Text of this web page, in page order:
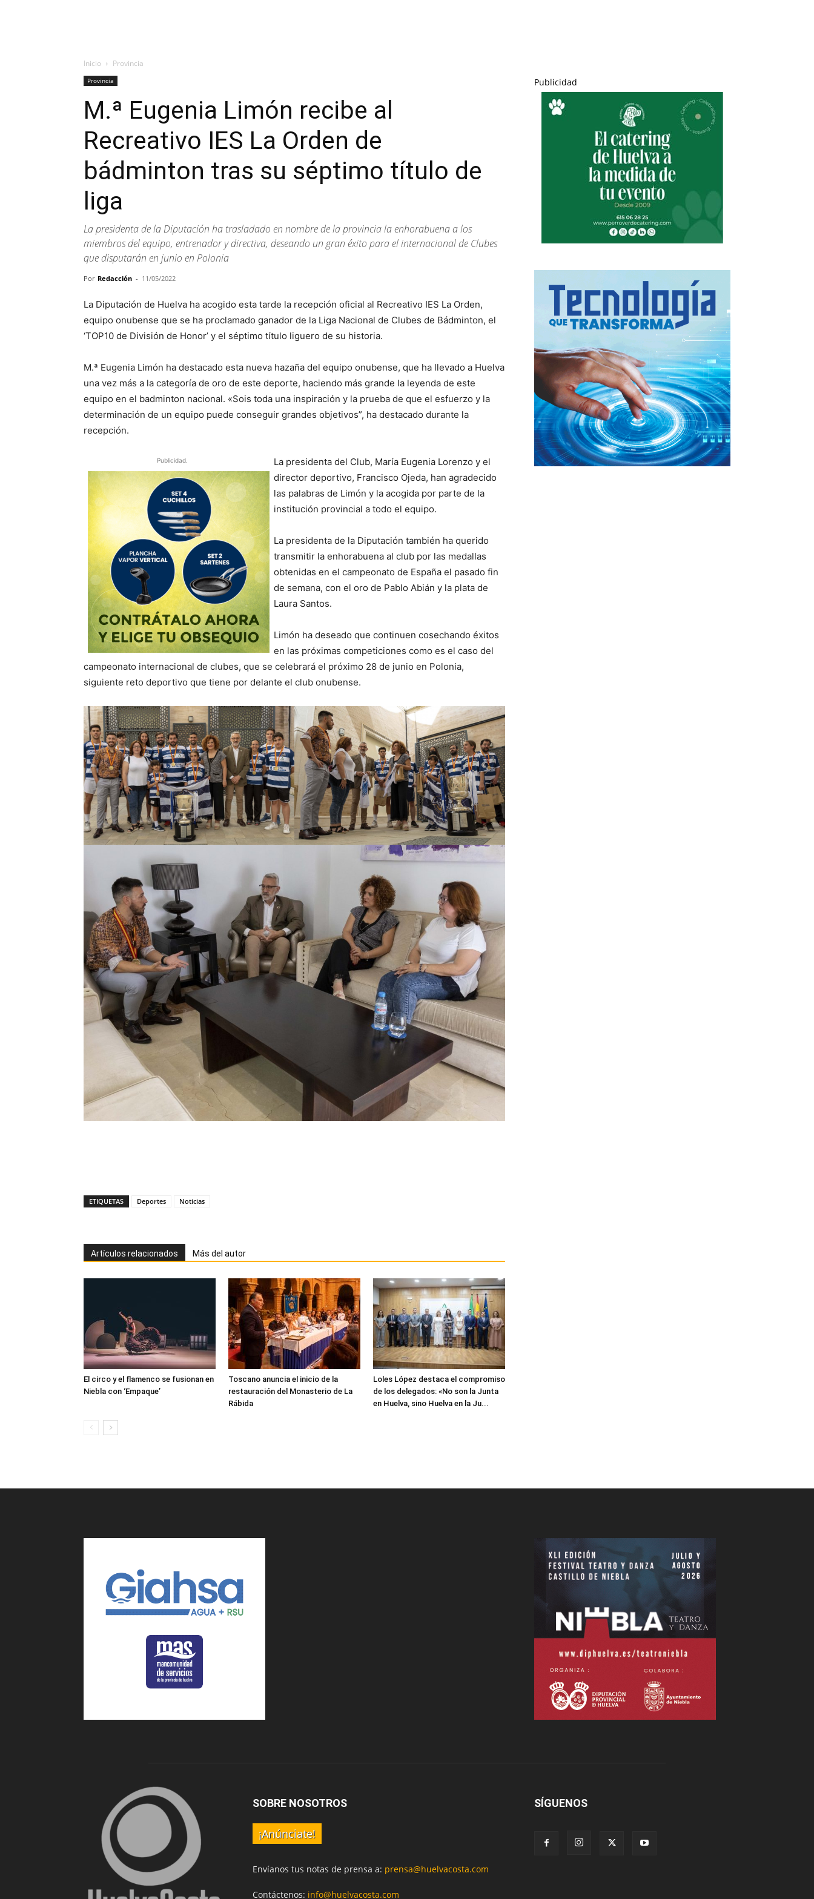
Inicio Provincia
Provincia
M.ª Eugenia Limón recibe al
Recreativo IES La Orden de
bádminton tras su séptimo título de
liga
La presidenta de la Diputación ha trasladado en nombre de la provincia la enhorabuena a los
miembros del equipo, entrenador y directiva, deseando un gran éxito para el internacional de Clubes
que disputarán en junio en Polonia
Por Redacción - 11/05/2022
La Diputación de Huelva ha acogido esta tarde la recepción oficial al Recreativo IES La Orden,
equipo onubense que se ha proclamado ganador de la Liga Nacional de Clubes de Bádminton, el
‘TOP10 de División de Honor’ y el séptimo título liguero de su historia.
M.ª Eugenia Limón ha destacado esta nueva hazaña del equipo onubense, que ha llevado a Huelva
una vez más a la categoría de oro de este deporte, haciendo más grande la leyenda de este
equipo en el badminton nacional. «Sois toda una inspiración y la prueba de que el esfuerzo y la
determinación de un equipo puede conseguir grandes objetivos”, ha destacado durante la
recepción.
Publicidad.
La presidenta del Club, María Eugenia Lorenzo y el
director deportivo, Francisco Ojeda, han agradecido
las palabras de Limón y la acogida por parte de la
institución provincial a todo el equipo.
La presidenta de la Diputación también ha querido
transmitir la enhorabuena al club por las medallas
obtenidas en el campeonato de España el pasado fin
de semana, con el oro de Pablo Abián y la plata de
Laura Santos.
Limón ha deseado que continuen cosechando éxitos
en las próximas competiciones como es el caso del
campeonato internacional de clubes, que se celebrará el próximo 28 de junio en Polonia,
siguiente reto deportivo que tiene por delante el club onubense.
ETIQUETAS Deportes Noticias
Artículos relacionados Más del autor
El circo y el flamenco se fusionan en
Niebla con ‘Empaque’
Toscano anuncia el inicio de la
restauración del Monasterio de La
Rábida
Loles López destaca el compromiso
de los delegados: «No son la Junta
en Huelva, sino Huelva en la Ju...
Publicidad
SOBRE NOSOTROS
¡Anúnciate!
Envíanos tus notas de prensa a: prensa@huelvacosta.com
Contáctenos: info@huelvacosta.com
SÍGUENOS